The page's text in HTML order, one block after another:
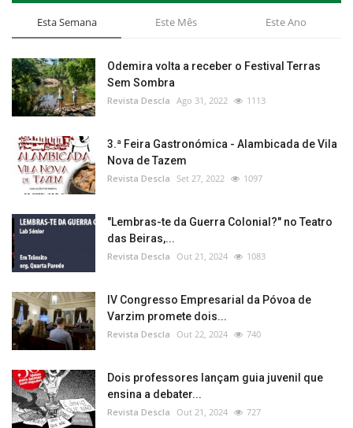
Esta Semana Este Mês Este Ano
Odemira volta a receber o Festival Terras
Sem Sombra
Revista Descla Ago 31, 2022 1113
3.ª Feira Gastronómica - Alambicada de Vila
Nova de Tazem
Revista Descla Set 27, 2022 1097
"Lembras-te da Guerra Colonial?" no Teatro
das Beiras,...
Revista Descla Out 21, 2024 1083
IV Congresso Empresarial da Póvoa de
Varzim promete dois...
Revista Descla Out 22, 2024 740
Dois professores lançam guia juvenil que
ensina a debater...
Revista Descla Out 21, 2024 727